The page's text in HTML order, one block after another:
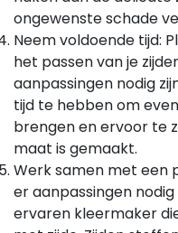
ongewenste schade
Neem voldoende tijd:
het passen van je
aanpassingen nodig
tijd te hebben om
brengen en ervoor te
maat is gemaakt.
Werk samen met een
er aanpassingen
ervaren kleermaker